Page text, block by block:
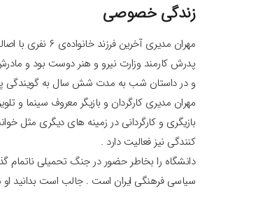
زندگی خصوصی
مهران مدیری
و در داستان شب به مدت شش سال به گویندگی
بازیگری و کارگردانی در زمینه های دیگری
کنندگی نیز فعالیت دارد .
دانشگاه را بخاطر حضور در جنگ تحمیلی ناتمام
سیاسی فرهنگی ایران است . جالب است بدانید او